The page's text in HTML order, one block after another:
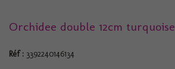
Orchidee double 12cm turquoise
Réf : 3392240146134